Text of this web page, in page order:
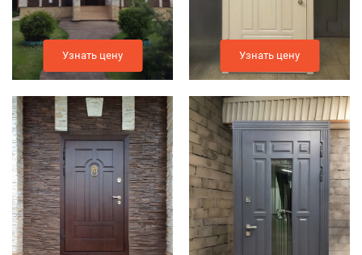
Узнать цену Узнать цену